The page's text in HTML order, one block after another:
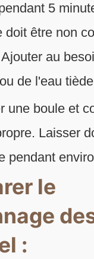
5
doit être non
au
de l'eau
une boule et
Laisser
pendant
le
: